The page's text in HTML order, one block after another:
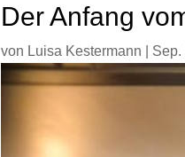
Der Anfang
von Luisa Kestermann Sep.